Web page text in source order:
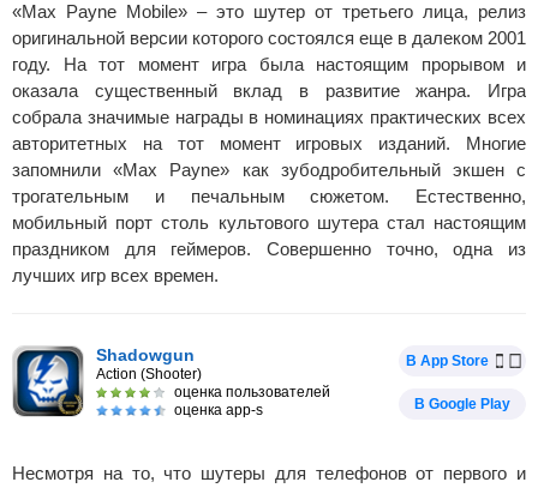
«Max Payne Mobile» – это шутер от третьего лица, релиз
оригинальной версии которого состоялся еще в далеком 2001
году. На тот момент игра была настоящим прорывом и
оказала существенный вклад в развитие жанра. Игра
собрала значимые награды в номинациях практических всех
авторитетных на тот момент игровых изданий. Многие
запомнили «Max Payne» как зубодробительный экшен с
трогательным и печальным сюжетом. Естественно,
мобильный порт столь культового шутера стал настоящим
праздником для геймеров. Совершенно точно, одна из
лучших игр всех времен.
Shadowgun
Action (Shooter)
оценка пользователей
оценка app-s
В App Store
В Google Play
Несмотря на то, что шутеры для телефонов от первого и